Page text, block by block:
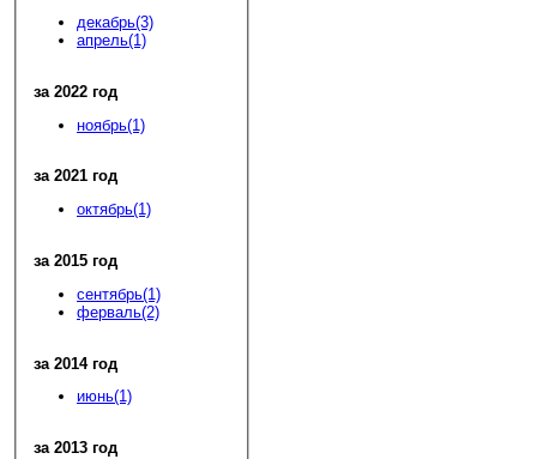
декабрь(3)
апрель(1)
за 2022 год
ноябрь(1)
за 2021 год
октябрь(1)
за 2015 год
сентябрь(1)
ферваль(2)
за 2014 год
июнь(1)
за 2013 год